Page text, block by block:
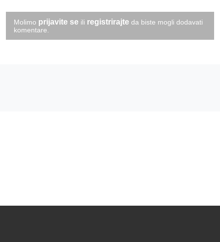
Molimo prijavite se ili registrirajte da biste mogli dodavati
komentare.